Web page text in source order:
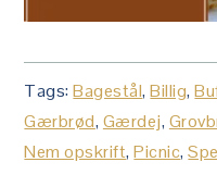
Tags:Bagestål,Billig,
Gærbrød, Gærdej,
Nem opskrift,Picnic,